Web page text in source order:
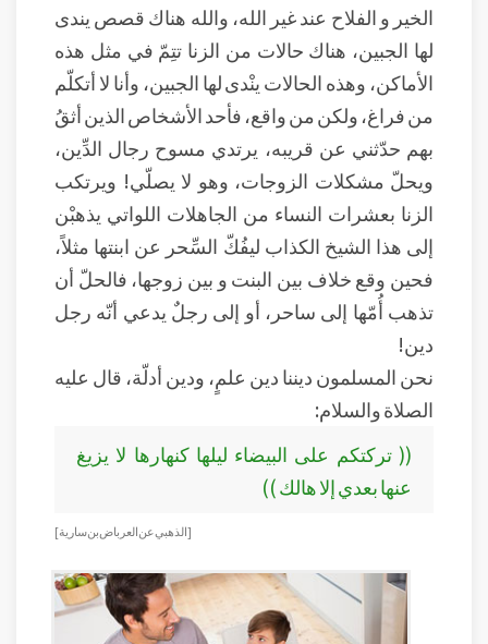
الخير و الفلاح عند غير الله، والله هناك قصص يندى
لها الجبين، هناك حالات من الزنا تتِمّ في مثل هذه
الأماكن، وهذه الحالات ينْدى لها الجبين، وأنا لا أتكلّم
من فراغ، ولكن من واقع، فأحد الأشخاص الذين أثقُ
بهم حدّثني عن قريبه، يرتدي مسوح رجال الدِّين،
ويحلّ مشكلات الزوجات، وهو لا يصلّي! ويرتكب
الزنا بعشرات النساء من الجاهلات اللواتي يذهبْن
إلى هذا الشيخ الكذاب ليفُكّ السِّحر عن ابنتها مثلاً،
فحين وقع خلاف بين البنت و بين زوجها، فالحلّ أن
تذهب أُمّها إلى ساحر، أو إلى رجلٌ يدعي أنّه رجل
دين!
نحن المسلمون ديننا دين علمٍ، ودين أدلّة، قال عليه
الصلاة والسلام:
(( تركتكم على البيضاء ليلها كنهارها لا يزيغ
عنها بعدي إلا هالك ))
[ الذهبي عن العرباض بن سارية ]